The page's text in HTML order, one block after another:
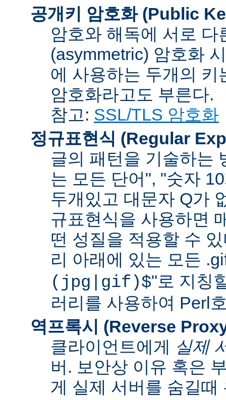
공개키 암호화 (Public
암호와 해독에 서로
(asymmetric) 암호화
에 사용하는 두개의
암호화라고도 부른다.
참고: SSL/TLS 암호화
정규표현식 (Regular
글의 패턴을 기술하는
는 모든 단어", "숫자
두개있고 대문자 Q가
규표현식을 사용하면
떤 성질을 적용할 수
리 아래에 있는 모든
(jpg|gif)$"로 지칭
러리를 사용하여 Perl
역프록시 (Reverse
클라이언트에게 실제
버. 보안상 이유 혹은
게 실제 서버를 숨길때